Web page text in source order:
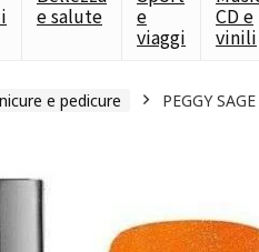
e salute e
viaggi
CD e
vinili
e pedicure PEGGY